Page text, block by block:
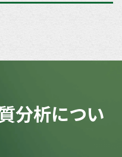
分析につい